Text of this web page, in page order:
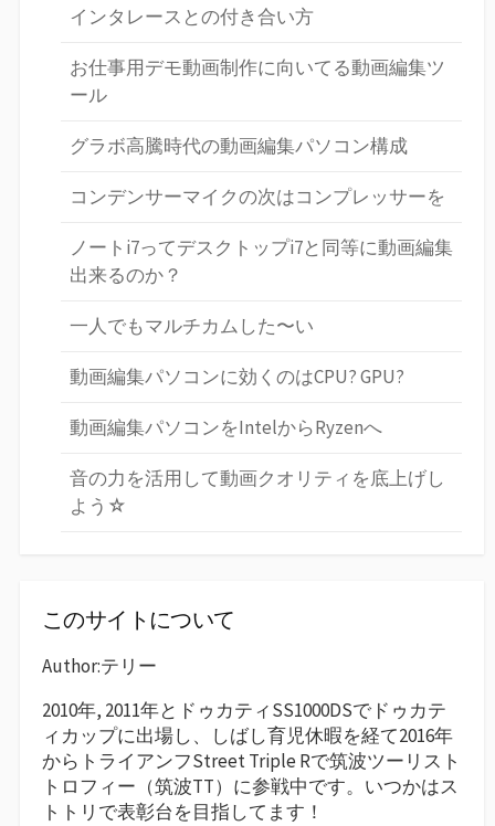
インタレースとの付き合い方
お仕事用デモ動画制作に向いてる動画編集ツ
ール
グラボ高騰時代の動画編集パソコン構成
コンデンサーマイクの次はコンプレッサーを
ノートi7ってデスクトップi7と同等に動画編集
出来るのか？
一人でもマルチカムした〜い
動画編集パソコンに効くのはCPU? GPU?
動画編集パソコンをIntelからRyzenへ
音の力を活用して動画クオリティを底上げし
よう☆
このサイトについて
Author:テリー
2010年, 2011年とドゥカティSS1000DSでドゥカテ
ィカップに出場し、しばし育児休暇を経て2016年
からトライアンフStreet Triple Rで筑波ツーリスト
トロフィー（筑波TT）に参戦中です。いつかはス
トトリで表彰台を目指してます！